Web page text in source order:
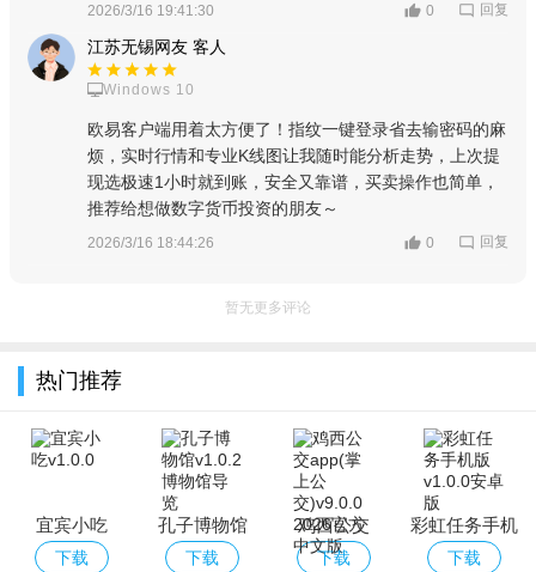
2026/3/16 19:41:30 0 回复
江苏无锡网友 客人
Windows 10
欧易客户端用着太方便了！指纹一键登录省去输密码的麻
烦，实时行情和专业K线图让我随时能分析走势，上次提
现选极速1小时就到账，安全又靠谱，买卖操作也简单，
推荐给想做数字货币投资的朋友～
2026/3/16 18:44:26 0 回复
暂无更多评论
热门推荐
宜宾小吃
下载
孔子博物馆
下载
鸡西公交
app(掌上公
下载
彩虹任务手机
版
下载